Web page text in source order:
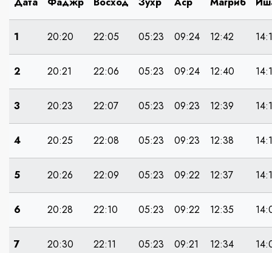
1 20:20 22:05 05:23 09:24 12:42
2 20:21 22:06 05:23 09:24 12:40
3 20:23 22:07 05:23 09:23 12:39
4 20:25 22:08 05:23 09:23 12:38
5 20:26 22:09 05:23 09:22 12:37
6 20:28 22:10 05:23 09:22 12:35
7 20:30 22:11 05:23 09:21 12:34